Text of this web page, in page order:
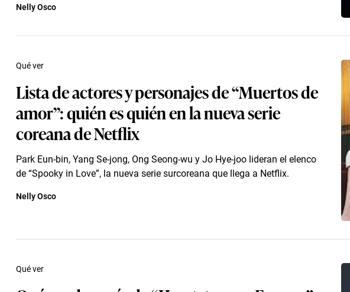
Nelly Osco
Lista de actores y personajes de “Muertos de
amor”: quién es quién en la nueva serie
coreana de Netflix
Park Eun-bin, Yang Se-jong, Ong Seong-wu y Jo Hye-joo lideran el elenco
de “Spooky in Love”, la nueva serie surcoreana que llega a Netflix.
Qué ver
Nelly Osco
Qué ver